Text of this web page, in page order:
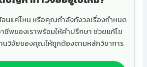
อนแค่ไหน หรือคุณกำลังกังวลเรื่องกำหนด
ชีพของเราพร้อมให้คำปรึกษา ช่วยแก้ไข
นวิจัยของคุณให้ถูกต้องตามหลักวิชาการ